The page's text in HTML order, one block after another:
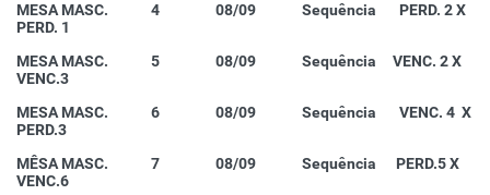
MESA MASC. 4 08/09 Sequência PERD. 2 X
PERD. 1
MESA MASC. 5 08/09 Sequência VENC. 2 X
VENC.3
MESA MASC. 6 08/09 Sequência VENC. 4 X
PERD.3
MÊSA MASC. 7 08/09 Sequência PERD.5 X
VENC.6